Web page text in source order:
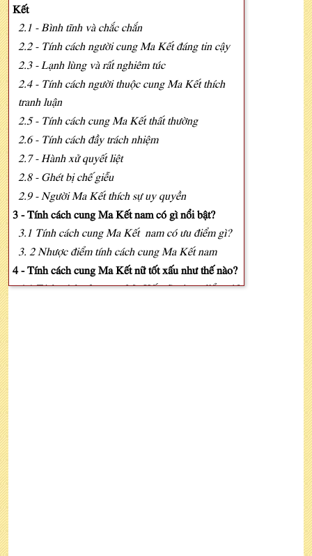
Kết
2.1 - Bình tĩnh và chắc chắn
2.2 - Tính cách người cung Ma Kết đáng tin cậy
2.3 - Lạnh lùng và rất nghiêm túc
2.4 - Tính cách người thuộc cung Ma Kết thích
tranh luận
2.5 - Tính cách cung Ma Kết thất thường
2.6 - Tính cách đầy trách nhiệm
2.7 - Hành xử quyết liệt
2.8 - Ghét bị chế giễu
2.9 - Người Ma Kết thích sự uy quyền
3 - Tính cách cung Ma Kết nam có gì nổi bật?
3.1 Tính cách cung Ma Kết nam có ưu điểm gì?
3. 2 Nhược điểm tính cách cung Ma Kết nam
4 - Tính cách cung Ma Kết nữ tốt xấu như thế nào?
4.1 Tính cách của cung Ma Kết nữ có ưu điểm gì?